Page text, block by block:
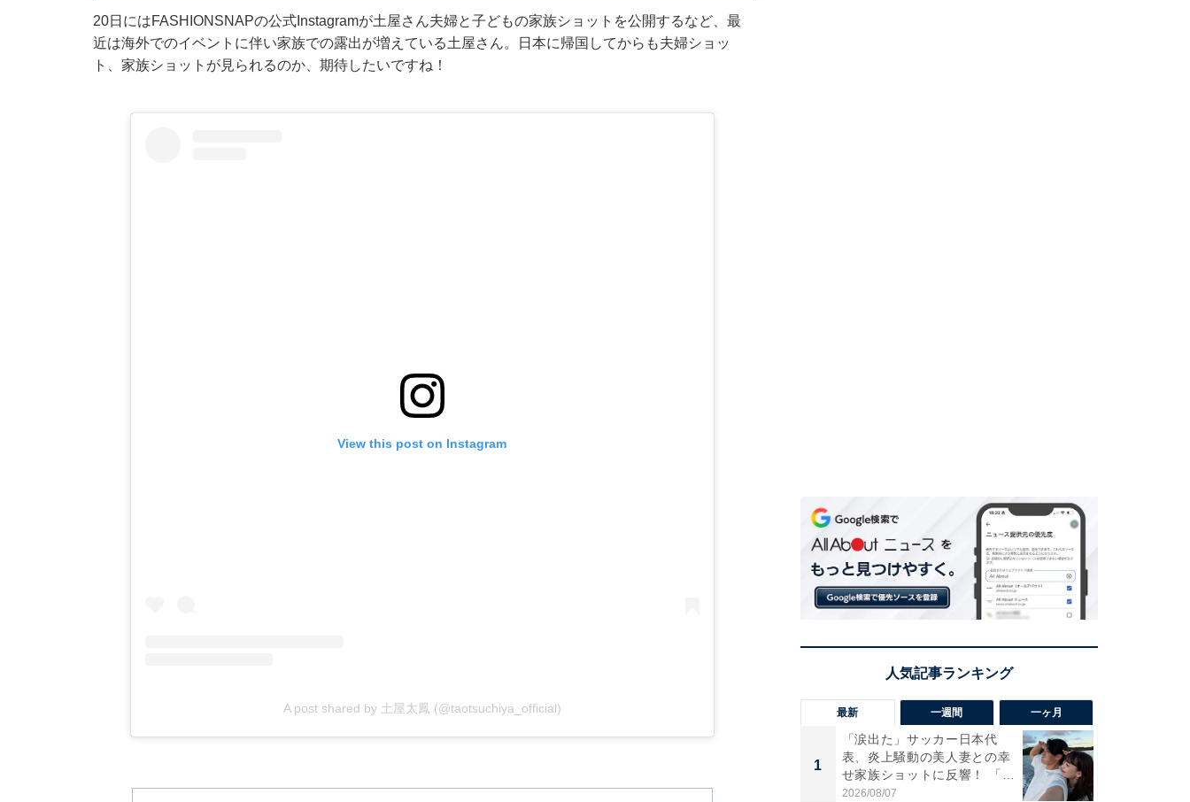
20日にはFASHIONSNAPの公式Instagramが土屋さん夫婦と子どもの家族ショットを公開するなど、最
近は海外でのイベントに伴い家族での露出が増えている土屋さん。日本に帰国してからも夫婦ショッ
ト、家族ショットが見られるのか、期待したいですね！
View this post on Instagram
A post shared by 土屋太鳳 (@taotsuchiya_official) 最新 一週間 一ヶ月
1
「涙出た」サッカー日本代
表、炎上騒動の美人妻との幸
せ家族ショットに反響！ 「最
高...
2026/08/07